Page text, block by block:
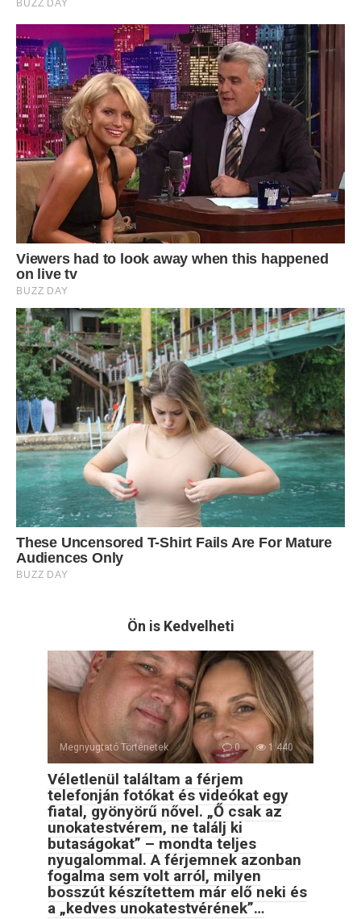
Ön is Kedvelheti
Megnyugtató Történetek 0 1 440
Véletlenül találtam a férjem
telefonján fotókat és videókat egy
fiatal, gyönyörű nővel. „Ő csak az
unokatestvérem, ne találj ki
butaságokat” – mondta teljes
nyugalommal. A férjemnek azonban
fogalma sem volt arról, milyen
bosszút készítettem már elő neki és
a „kedves unokatestvérének”…